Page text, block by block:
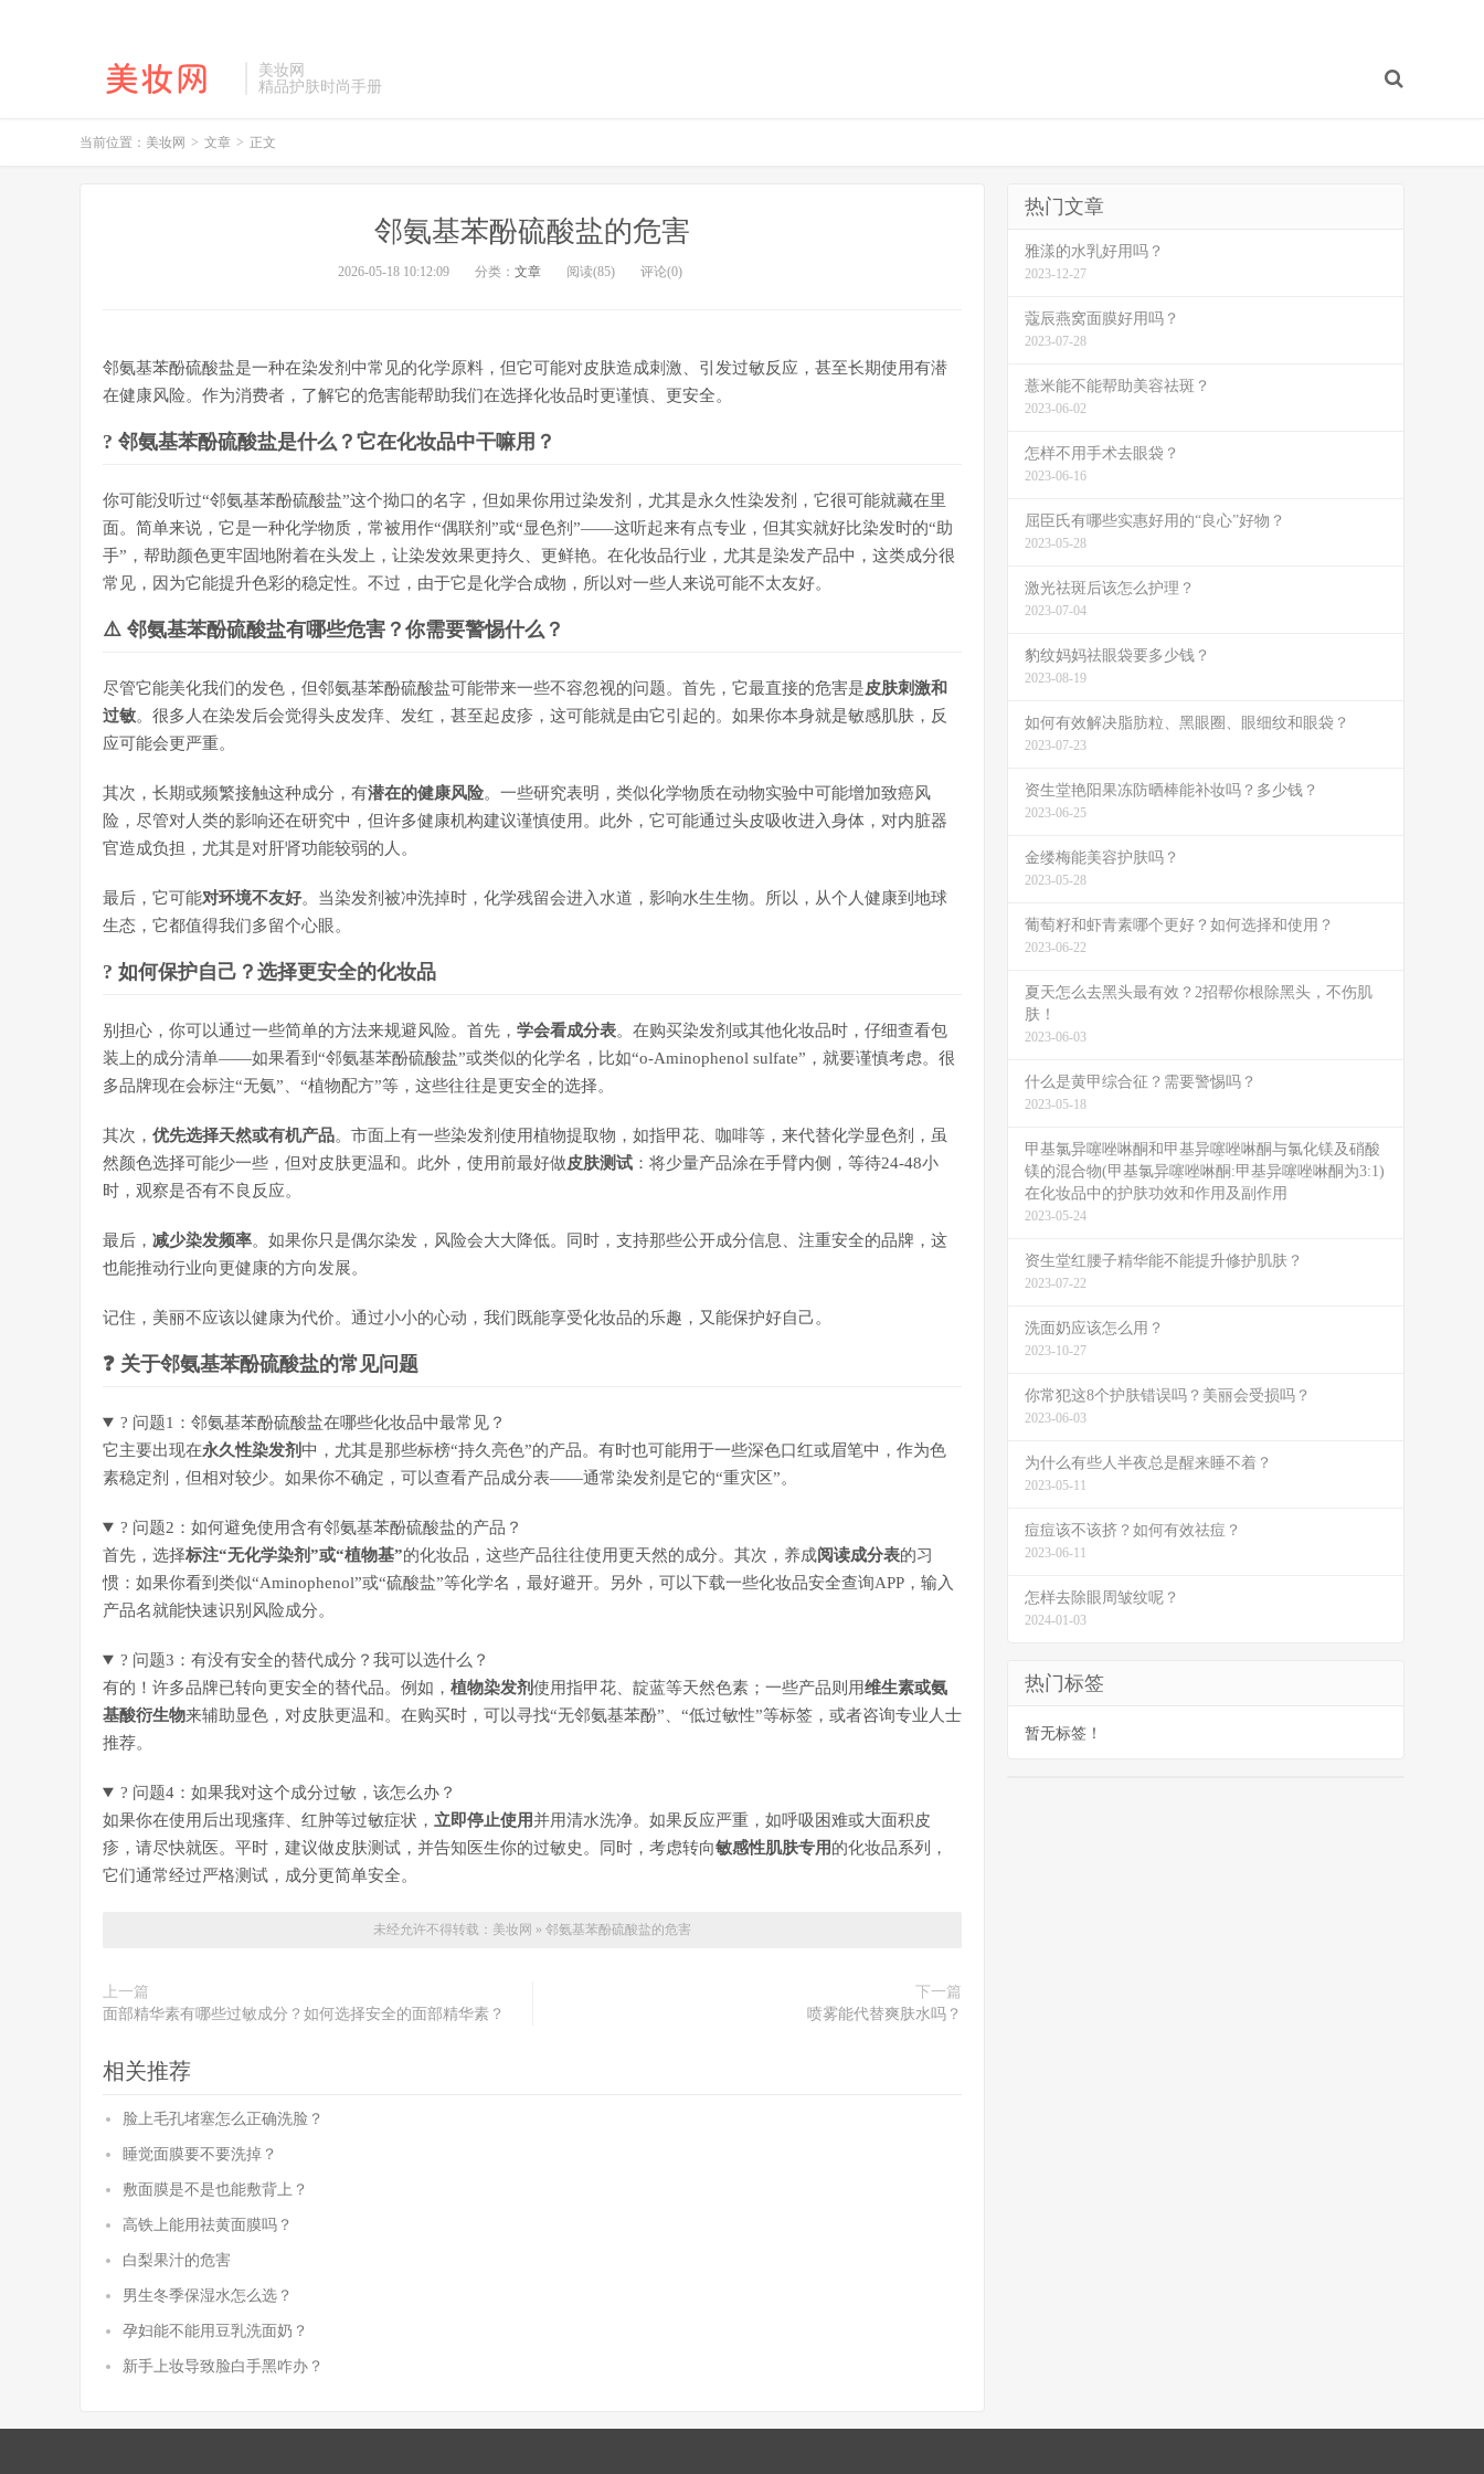
美妆网
精品护肤时尚手册
当前位置： 美妆网 > 文章 > 正文
邻氨基苯酚硫酸盐的危害
2026-05-18 10:12:09 分类： 文章 阅读(85) 评论(0)
邻氨基苯酚硫酸盐是一种在染发剂中常见的化学原料，但它可能对皮肤造成刺激、引发过敏反应，甚至长期使用有潜
在健康风险。作为消费者，了解它的危害能帮助我们在选择化妆品时更谨慎、更安全。
? 邻氨基苯酚硫酸盐是什么？它在化妆品中干嘛用？
你可能没听过“邻氨基苯酚硫酸盐”这个拗口的名字，但如果你用过染发剂，尤其是永久性染发剂，它很可能就藏在里
面。简单来说，它是一种化学物质，常被用作“偶联剂”或“显色剂”——这听起来有点专业，但其实就好比染发时的“助
手”，帮助颜色更牢固地附着在头发上，让染发效果更持久、更鲜艳。在化妆品行业，尤其是染发产品中，这类成分很
常见，因为它能提升色彩的稳定性。不过，由于它是化学合成物，所以对一些人来说可能不太友好。
⚠️ 邻氨基苯酚硫酸盐有哪些危害？你需要警惕什么？
尽管它能美化我们的发色，但邻氨基苯酚硫酸盐可能带来一些不容忽视的问题。首先，它最直接的危害是皮肤刺激和
过敏。很多人在染发后会觉得头皮发痒、发红，甚至起皮疹，这可能就是由它引起的。如果你本身就是敏感肌肤，反
应可能会更严重。
其次，长期或频繁接触这种成分，有潜在的健康风险。一些研究表明，类似化学物质在动物实验中可能增加致癌风
险，尽管对人类的影响还在研究中，但许多健康机构建议谨慎使用。此外，它可能通过头皮吸收进入身体，对内脏器
官造成负担，尤其是对肝肾功能较弱的人。
最后，它可能对环境不友好。当染发剂被冲洗掉时，化学残留会进入水道，影响水生生物。所以，从个人健康到地球
生态，它都值得我们多留个心眼。
?️ 如何保护自己？选择更安全的化妆品
别担心，你可以通过一些简单的方法来规避风险。首先， 学会看成分表。在购买染发剂或其他化妆品时，仔细查看包
装上的成分清单——如果看到“邻氨基苯酚硫酸盐”或类似的化学名，比如“o-Aminophenol sulfate”，就要谨慎考虑。很
多品牌现在会标注“无氨”、“植物配方”等，这些往往是更安全的选择。
其次， 优先选择天然或有机产品。市面上有一些染发剂使用植物提取物，如指甲花、咖啡等，来代替化学显色剂，虽
然颜色选择可能少一些，但对皮肤更温和。此外，使用前最好做皮肤测试 ：将少量产品涂在手臂内侧，等待24-48小
时，观察是否有不良反应。
最后， 减少染发频率。如果你只是偶尔染发，风险会大大降低。同时，支持那些公开成分信息、注重安全的品牌，这
也能推动行业向更健康的方向发展。
记住，美丽不应该以健康为代价。通过小小的心动，我们既能享受化妆品的乐趣，又能保护好自己。
❓ 关于邻氨基苯酚硫酸盐的常见问题
? 问题1：邻氨基苯酚硫酸盐在哪些化妆品中最常见？
它主要出现在永久性染发剂中，尤其是那些标榜“持久亮色”的产品。有时也可能用于一些深色口红或眉笔中，作为色
素稳定剂，但相对较少。如果你不确定，可以查看产品成分表——通常染发剂是它的“重灾区”。
? 问题2：如何避免使用含有邻氨基苯酚硫酸盐的产品？
首先，选择标注“无化学染剂”或“植物基”的化妆品，这些产品往往使用更天然的成分。其次，养成阅读成分表的习
惯：如果你看到类似“Aminophenol”或“硫酸盐”等化学名，最好避开。另外，可以下载一些化妆品安全查询APP，输入
产品名就能快速识别风险成分。
? 问题3：有没有安全的替代成分？我可以选什么？
有的！许多品牌已转向更安全的替代品。例如， 植物染发剂使用指甲花、靛蓝等天然色素；一些产品则用维生素或氨
基酸衍生物来辅助显色，对皮肤更温和。在购买时，可以寻找“无邻氨基苯酚”、“低过敏性”等标签，或者咨询专业人士
推荐。
? 问题4：如果我对这个成分过敏，该怎么办？
如果你在使用后出现瘙痒、红肿等过敏症状， 立即停止使用并用清水洗净。如果反应严重，如呼吸困难或大面积皮
疹，请尽快就医。平时，建议做皮肤测试，并告知医生你的过敏史。同时，考虑转向敏感性肌肤专用的化妆品系列，
它们通常经过严格测试，成分更简单安全。
未经允许不得转载： 美妆网 » 邻氨基苯酚硫酸盐的危害
上一篇
面部精华素有哪些过敏成分？如何选择安全的面部精华素？
下一篇
喷雾能代替爽肤水吗？
相关推荐
脸上毛孔堵塞怎么正确洗脸？
睡觉面膜要不要洗掉？
敷面膜是不是也能敷背上？
高铁上能用祛黄面膜吗？
白梨果汁的危害
男生冬季保湿水怎么选？
孕妇能不能用豆乳洗面奶？
新手上妆导致脸白手黑咋办？
热门文章
雅漾的水乳好用吗？
2023-12-27
蔻辰燕窝面膜好用吗？
2023-07-28
薏米能不能帮助美容祛斑？
2023-06-02
怎样不用手术去眼袋？
2023-06-16
屈臣氏有哪些实惠好用的“良心”好物？
2023-05-28
激光祛斑后该怎么护理？
2023-07-04
豹纹妈妈祛眼袋要多少钱？
2023-08-19
如何有效解决脂肪粒、黑眼圈、眼细纹和眼袋？
2023-07-23
资生堂艳阳果冻防晒棒能补妆吗？多少钱？
2023-06-25
金缕梅能美容护肤吗？
2023-05-28
葡萄籽和虾青素哪个更好？如何选择和使用？
2023-06-22
夏天怎么去黑头最有效？2招帮你根除黑头，不伤肌
肤！
2023-06-03
什么是黄甲综合征？需要警惕吗？
2023-05-18
甲基氯异噻唑啉酮和甲基异噻唑啉酮与氯化镁及硝酸
镁的混合物(甲基氯异噻唑啉酮:甲基异噻唑啉酮为3:1)
在化妆品中的护肤功效和作用及副作用
2023-05-24
资生堂红腰子精华能不能提升修护肌肤？
2023-07-22
洗面奶应该怎么用？
2023-10-27
你常犯这8个护肤错误吗？美丽会受损吗？
2023-06-03
为什么有些人半夜总是醒来睡不着？
2023-05-11
痘痘该不该挤？如何有效祛痘？
2023-06-11
怎样去除眼周皱纹呢？
2024-01-03
热门标签
暂无标签！